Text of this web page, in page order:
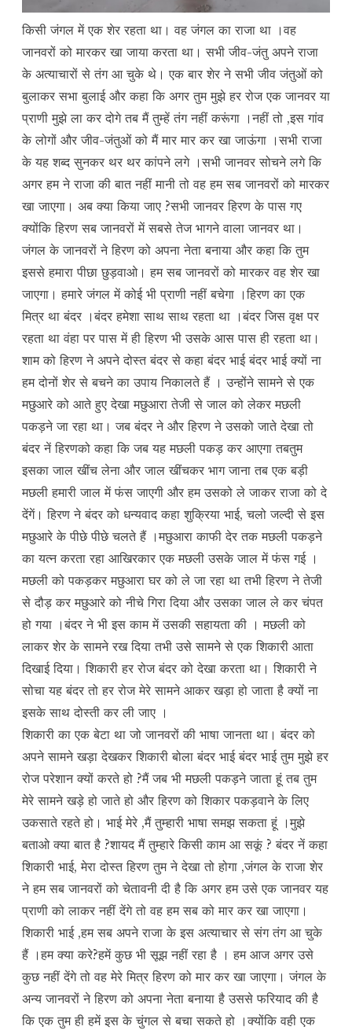
किसी जंगल में एक शेर रहता था। वह जंगल का राजा था ।वह
जानवरों को मारकर खा जाया करता था। सभी जीव-जंतु अपने राजा
के अत्याचारों से तंग आ चुके थे। एक बार शेर ने सभी जीव जंतुओं को
बुलाकर सभा बुलाई और कहा कि अगर तुम मुझे हर रोज एक जानवर या
प्राणी मुझे ला कर दोगे तब मैं तुम्हें तंग नहीं करूंगा ।नहीं तो ,इस गांव
के लोगों और जीव-जंतुओं को मैं मार मार कर खा जाऊंगा ।सभी राजा
के यह शब्द सुनकर थर थर कांपने लगे ।सभी जानवर सोचने लगे कि
अगर हम ने राजा की बात नहीं मानी तो वह हम सब जानवरों को मारकर
खा जाएगा। अब क्या किया जाए ?सभी जानवर हिरण के पास गए
क्योंकि हिरण सब जानवरों में सबसे तेज भागने वाला जानवर था।
जंगल के जानवरों ने हिरण को अपना नेता बनाया और कहा कि तुम
इससे हमारा पीछा छुड़वाओ। हम सब जानवरों को मारकर वह शेर खा
जाएगा। हमारे जंगल में कोई भी प्राणी नहीं बचेगा ।हिरण का एक
मित्र था बंदर ।बंदर हमेशा साथ साथ रहता था ।बंदर जिस वृक्ष पर
रहता था वंहा पर पास में ही हिरण भी उसके आस पास ही रहता था।
शाम को हिरण ने अपने दोस्त बंदर से कहा बंदर भाई बंदर भाई क्यों ना
हम दोनों शेर से बचने का उपाय निकालते हैं । उन्होंने सामने से एक
मछुआरे को आते हुए देखा मछुआरा तेजी से जाल को लेकर मछली
पकड़ने जा रहा था। जब बंदर ने और हिरण ने उसको जाते देखा तो
बंदर नें हिरणको कहा कि जब यह मछली पकड़ कर आएगा तबतुम
इसका जाल खींच लेना और जाल खींचकर भाग जाना तब एक बड़ी
मछली हमारी जाल में फंस जाएगी और हम उसको ले जाकर राजा को दे
देंगें। हिरण ने बंदर को धन्यवाद कहा शुक्रिया भाई, चलो जल्दी से इस
मछुआरे के पीछे पीछे चलते हैं ।मछुआरा काफी देर तक मछली पकड़ने
का यत्न करता रहा आखिरकार एक मछली उसके जाल में फंस गई ।
मछली को पकड़कर मछुआरा घर को ले जा रहा था तभी हिरण ने तेजी
से दौड़ कर मछुआरे को नीचे गिरा दिया और उसका जाल ले कर चंपत
हो गया ।बंदर ने भी इस काम में उसकी सहायता की । मछली को
लाकर शेर के सामने रख दिया तभी उसे सामने से एक शिकारी आता
दिखाई दिया। शिकारी हर रोज बंदर को देखा करता था। शिकारी ने
सोचा यह बंदर तो हर रोज मेरे सामने आकर खड़ा हो जाता है क्यों ना
इसके साथ दोस्ती कर ली जाए ।
शिकारी का एक बेटा था जो जानवरों की भाषा जानता था। बंदर को
अपने सामने खड़ा देखकर शिकारी बोला बंदर भाई बंदर भाई तुम मुझे हर
रोज परेशान क्यों करते हो ?मैं जब भी मछली पकड़ने जाता हूं तब तुम
मेरे सामने खड़े हो जाते हो और हिरण को शिकार पकड़वाने के लिए
उकसाते रहते हो। भाई मेरे ,मैं तुम्हारी भाषा समझ सकता हूं ।मुझे
बताओ क्या बात है ?शायद मैं तुम्हारे किसी काम आ सकूं ? बंदर नें कहा
शिकारी भाई, मेरा दोस्त हिरण तुम ने देखा तो होगा ,जंगल के राजा शेर
ने हम सब जानवरों को चेतावनी दी है कि अगर हम उसे एक जानवर यह
प्राणी को लाकर नहीं देंगे तो वह हम सब को मार कर खा जाएगा।
शिकारी भाई ,हम सब अपने राजा के इस अत्याचार से संग तंग आ चुके
हैं ।हम क्या करे?हमें कुछ भी सूझ नहीं रहा है । हम आज अगर उसे
कुछ नहीं देंगे तो वह मेरे मित्र हिरण को मार कर खा जाएगा।जंगल के
अन्य जानवरों ने हिरण को अपना नेता बनाया है उससे फरियाद की है
कि एक तुम ही हमें इस के चुंगल से बचा सकते हो ।क्योंकि वही एक